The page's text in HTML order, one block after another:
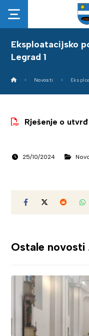
Eksploatacijsko
Legrad 1
Novosti
Rješenje o
25/10/2024
Ostale novosti